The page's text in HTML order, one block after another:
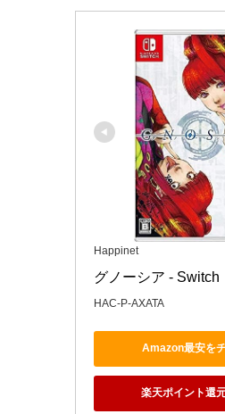
Happinet
グノーシア - Switch
HAC-P-AXATA
Amazon最安を
楽天ポイント還